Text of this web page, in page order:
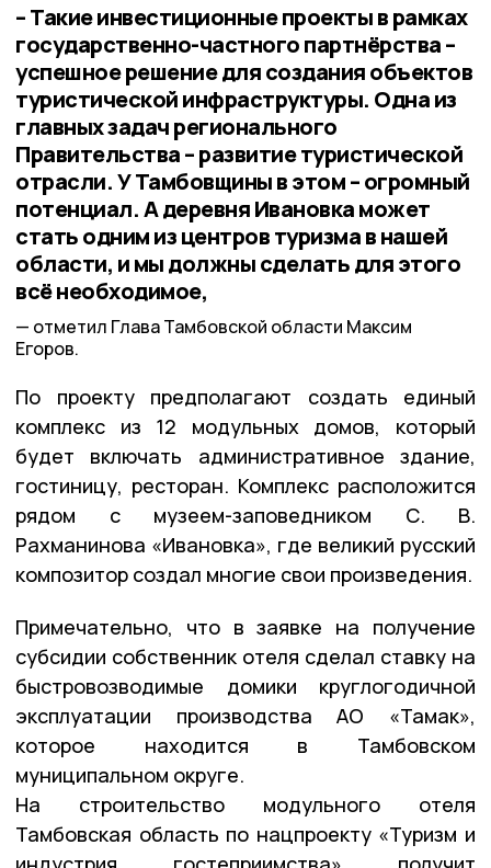
– Такие инвестиционные проекты в рамках
государственно-частного партнёрства –
успешное решение для создания объектов
туристической инфраструктуры. Одна из
главных задач регионального
Правительства – развитие туристической
отрасли. У Тамбовщины в этом – огромный
потенциал. А деревня Ивановка может
стать одним из центров туризма в нашей
области, и мы должны сделать для этого
всё необходимое,
отметил Глава Тамбовской области Максим
Егоров.
По проекту предполагают создать единый
комплекс из 12 модульных домов, который
будет включать административное здание,
гостиницу, ресторан. Комплекс расположится
рядом с музеем-заповедником С. В.
Рахманинова «Ивановка», где великий русский
композитор создал многие свои произведения.
Примечательно, что в заявке на получение
субсидии собственник отеля сделал ставку на
быстровозводимые домики круглогодичной
эксплуатации производства АО «Тамак»,
которое находится в Тамбовском
муниципальном округе.
На строительство модульного отеля
Тамбовская область по нацпроекту «Туризм и